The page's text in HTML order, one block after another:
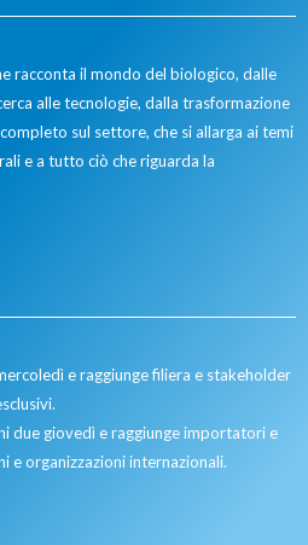
racconta il mondo del biologico, dalle
alle tecnologie, dalla trasformazione
sul settore, che si allarga ai temi
e a tutto ciò che riguarda la
e raggiunge filiera e stakeholder
due giovedì e raggiunge importatori e
e organizzazioni internazionali.